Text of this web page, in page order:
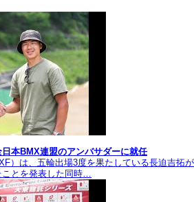
本BMX連盟のアンバサダーに就任
）は、五輪出場3度を果たしている長迫吉拓が
ことを発表した同時…